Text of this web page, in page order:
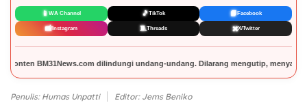
📱WA Channel 🎵TikTok 📘Facebook
📸Instagram 🧵Threads ✖️X/Twitter
undang-undang. Dilarang mengutip, menyalin, memuat ulang sebagian
Penulis: Humas Unpatti Editor: Jems Beniko